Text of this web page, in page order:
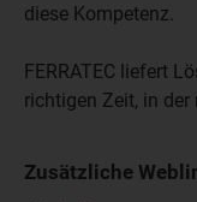
diese Kompetenz.
FERRATEC liefert
richtigen Zeit, in
Zusätzliche